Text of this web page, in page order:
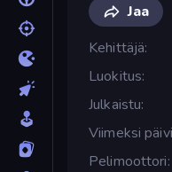
Jaa
Kehittäjä
Luokitus
Julkaistu
Viimeksi
Pelimoottori